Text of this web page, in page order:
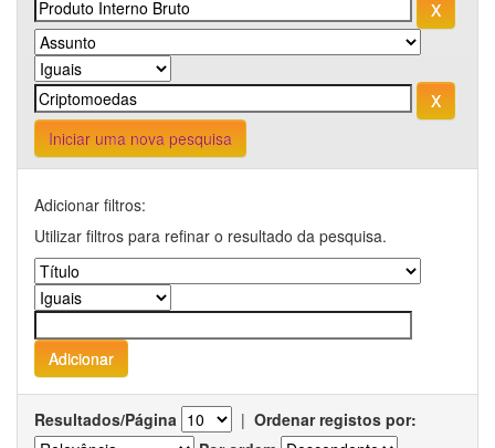
Iniciar uma nova pesquisa
Adicionar filtros:
Utilizar filtros para refinar o resultado da pesquisa.
Resultados/Página | Ordenar registos por: